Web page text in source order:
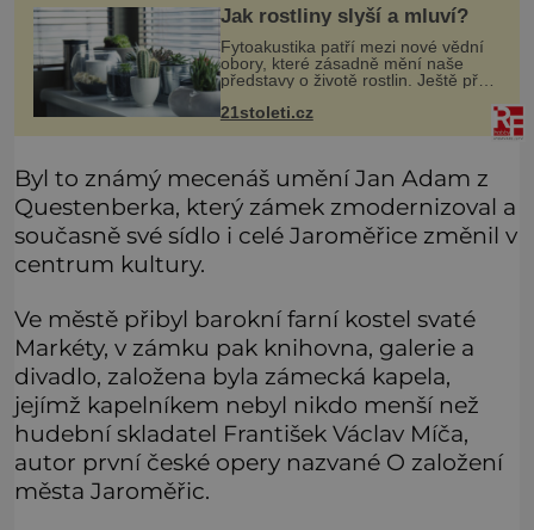
Jak rostliny slyší a mluví?
Fytoakustika patří mezi nové vědní
obory, které zásadně mění naše
představy o životě rostlin. Ještě před
několika desetiletími byly rostliny
považovány za tiché a pasivní
21stoleti.cz
Byl to známý mecenáš umění Jan Adam z
Questenberka, který zámek zmodernizoval a
současně své sídlo i celé Jaroměřice změnil v
centrum kultury.
Ve městě přibyl barokní farní kostel svaté
Markéty, v zámku pak knihovna, galerie a
divadlo, založena byla zámecká kapela,
jejímž kapelníkem nebyl nikdo menší než
hudební skladatel František Václav Míča,
autor první české opery nazvané O založení
města Jaroměřic.